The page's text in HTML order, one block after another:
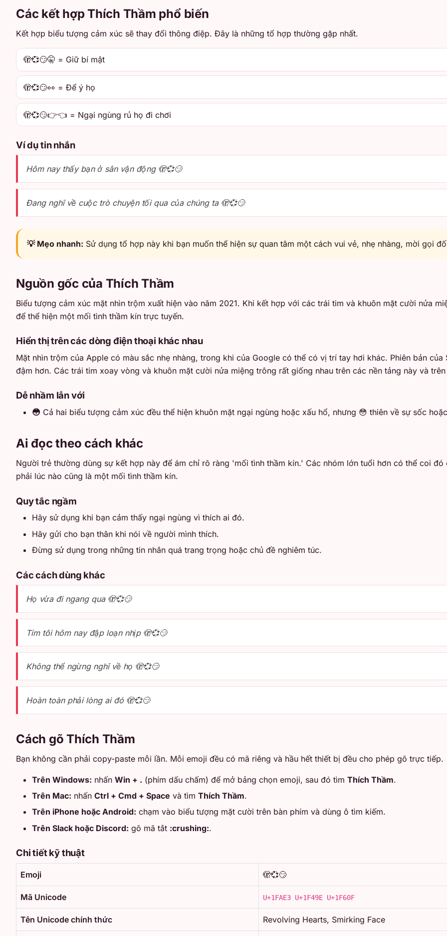
Các kết hợp Thích Thầm phổ biến
Kết hợp biểu tượng cảm xúc sẽ thay đổi thông điệp. Đây là những tổ hợp thường gặp nhất.
🫣💞😏🤫 = Giữ bí mật
🫣💞😏👀 = Để ý họ
🫣💞😏👉👈 = Ngại ngùng rủ họ đi chơi
Ví dụ tin nhắn
Hôm nay thấy bạn ở sân vận động 🫣💞😏
Đang nghĩ về cuộc trò chuyện tối qua của chúng ta 🫣💞😏
💡 Mẹo nhanh: Sử dụng tổ hợp này khi bạn muốn thể hiện sự quan tâm một cách vui vẻ, nhẹ nhàng, mời gọi
Nguồn gốc của Thích Thầm
Biểu tượng cảm xúc mặt nhìn trộm xuất hiện vào năm 2021. Khi kết hợp với các trái tim và khuôn mặt cười nửa
để thể hiện một mối tình thầm kín trực tuyến.
Hiển thị trên các dòng điện thoại khác nhau
Mặt nhìn trộm của Apple có màu sắc nhẹ nhàng, trong khi của Google có thể có vị trí tay hơi khác. Phiên bản
đậm hơn. Các trái tim xoay vòng và khuôn mặt cười nửa miệng trông rất giống nhau trên các nền tảng này và
Dễ nhầm lẫn với
😳 Cả hai biểu tượng cảm xúc đều thể hiện khuôn mặt ngại ngùng hoặc xấu hổ, nhưng 😳 thiên về sự sốc
Ai đọc theo cách khác
Người trẻ thường dùng sự kết hợp này để ám chỉ rõ ràng 'mối tình thầm kín.' Các nhóm lớn tuổi hơn có thể coi
phải lúc nào cũng là một mối tình thầm kín.
Quy tắc ngầm
Hãy sử dụng khi bạn cảm thấy ngại ngùng vì thích ai đó.
Hãy gửi cho bạn thân khi nói về người mình thích.
Đừng sử dụng trong những tin nhắn quá trang trọng hoặc chủ đề nghiêm túc.
Các cách dùng khác
Họ vừa đi ngang qua 🫣💞😏
Tim tôi hôm nay đập loạn nhịp 🫣💞😏
Không thể ngừng nghĩ về họ 🫣💞😏
Hoàn toàn phải lòng ai đó 🫣💞😏
Cách gõ Thích Thầm
Bạn không cần phải copy-paste mỗi lần. Mỗi emoji đều có mã riêng và hầu hết thiết bị đều cho phép gõ trực tiếp.
Trên Windows: nhấn Win + . (phím dấu chấm) để mở bảng chọn emoji, sau đó tìm Thích Thầm.
Trên Mac: nhấn Ctrl + Cmd + Space và tìm Thích Thầm.
Trên iPhone hoặc Android: chạm vào biểu tượng mặt cười trên bàn phím và dùng ô tìm kiếm.
Trên Slack hoặc Discord: gõ mã tắt :crushing:.
Chi tiết kỹ thuật
Emoji 🫣💞😏
Mã Unicode U+1FAE3 U+1F49E U+1F60F
Tên Unicode chính thức Revolving Hearts, Smirking Face